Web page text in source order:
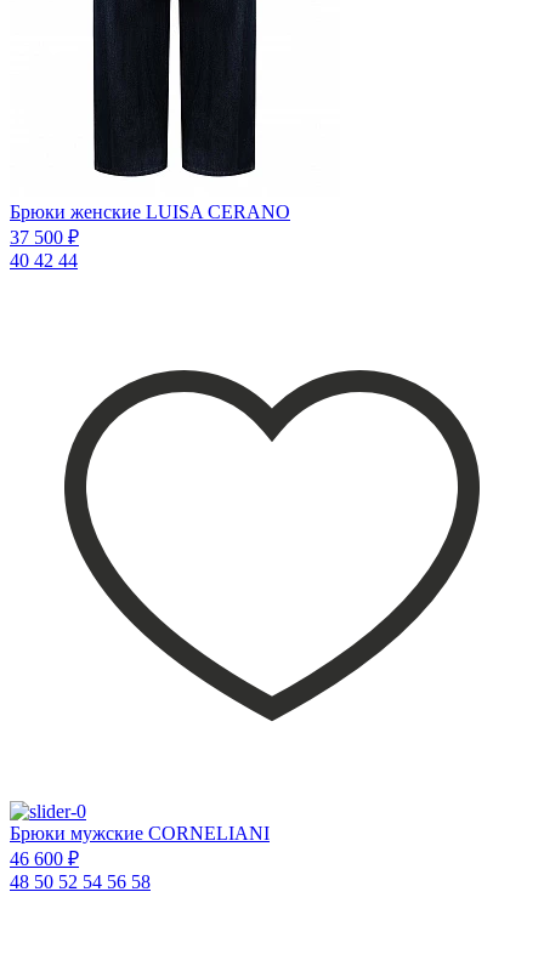
Брюки женские LUISA CERANO
37 500 ₽
40 42 44
Брюки мужские CORNELIANI
46 600 ₽
48 50 52 54 56 58